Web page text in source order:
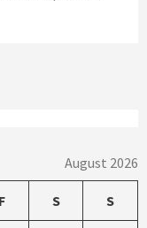
August 2026
F S S